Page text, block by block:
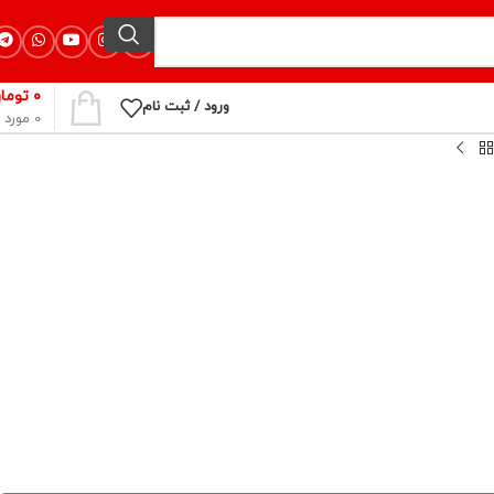
ورود / ثبت نام
0 مورد
۰